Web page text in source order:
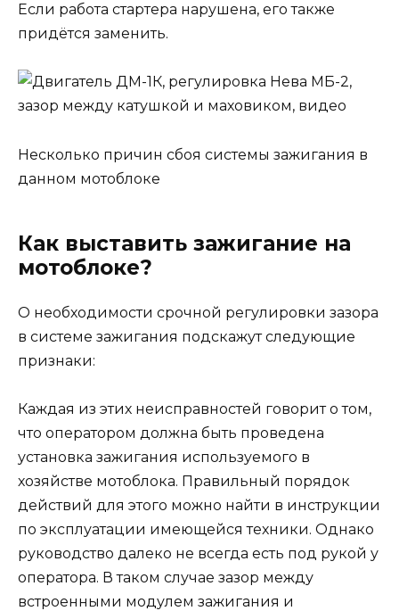
Если работа стартера нарушена, его также
придётся заменить.
Несколько причин сбоя системы зажигания в
данном мотоблоке
Как выставить зажигание на
мотоблоке?
О необходимости срочной регулировки зазора
в системе зажигания подскажут следующие
признаки:
Каждая из этих неисправностей говорит о том,
что оператором должна быть проведена
установка зажигания используемого в
хозяйстве мотоблока. Правильный порядок
действий для этого можно найти в инструкции
по эксплуатации имеющейся техники. Однако
руководство далеко не всегда есть под рукой у
оператора. В таком случае зазор между
встроенными модулем зажигания и